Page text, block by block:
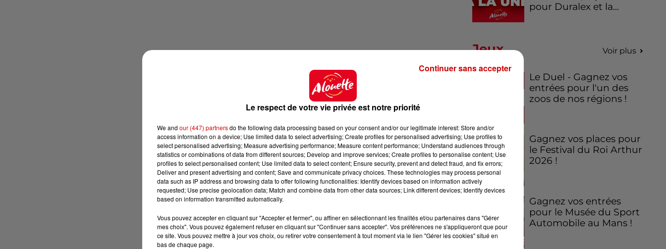
pour Duralex et la...
Jeux Voir plus
Le Duel - Gagnez vos
entrées pour l'un des
zoos de nos régions !
Gagnez vos places pour
le Festival du Roi Arthur
2026 !
Gagnez vos entrées
pour le Musée du Sport
Automobile au Mans !
Le respect de votre vie privée est notre priorité
We and our (447) partnersdo the following data processing based on your consent and/or our legitimate interest: Store and/or
access information on a device; Use limited data to select advertising; Create profiles for personalised advertising; Use profiles to
select personalised advertising; Measure advertising performance; Measure content performance; Understand audiences through
statistics or combinations of data from different sources; Develop and improve services; Create profiles to personalise content; Use
profiles to select personalised content; Use limited data to select content; Ensure security, prevent and detect fraud, and fix errors;
Deliver and present advertising and content; Save and communicate privacy choices. These technologies may process personal
data such as IP address and browsing data to offer following functionalities: Identify devices based on information actively
requested; Use precise geolocation data; Match and combine data from other data sources; Link different devices; Identify devices
based on information transmitted automatically.
Vous pouvez accepter en cliquant sur "Accepter et fermer", ou affiner en sélectionnant les finalités et/ou partenaires dans "Gérer
mes choix". Vous pouvez également refuser en cliquant sur "Continuer sans accepter". Vos préférences ne s'appliqueront que pour
ce site. Vous pouvez mettre à jour vos choix, ou retirer votre consentement à tout moment via le lien "Gérer les cookies" situé en
bas de chaque page.
Continuer sans accepter